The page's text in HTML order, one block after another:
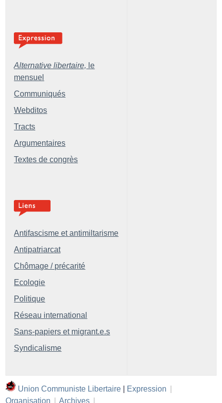
Alternative libertaire, le
mensuel
Communiqués
Webditos
Tracts
Argumentaires
Textes de congrès
Antifascisme et antimiltarisme
Antipatriarcat
Chômage / précarité
Ecologie
Politique
Réseau international
Sans-papiers et migrant.e.s
Syndicalisme
Union Communiste Libertaire Expression
Organisation
Archives